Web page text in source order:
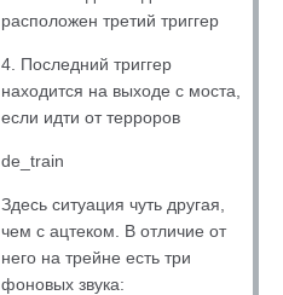
расположен третий триггер
4. Последний триггер
находится на выходе с моста,
если идти от терроров
de_train
Здесь ситуация чуть другая,
чем с ацтеком. В отличие от
него на трейне есть три
фоновых звука: